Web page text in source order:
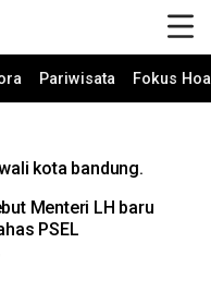
Pariwisata Fokus
kota bandung.
Menteri LH baru
PSEL